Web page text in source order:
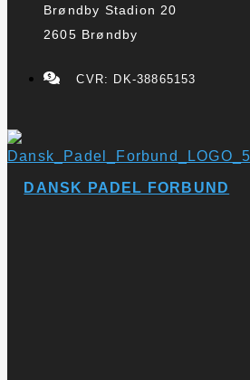
Brøndby Stadion 20
2605 Brøndby
CVR: DK-38865153
DANSK PADEL FORBUND